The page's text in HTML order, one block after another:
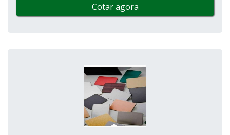
Cotar agora